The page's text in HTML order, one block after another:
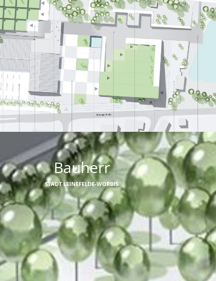
Bauherr
STADT LEINEFELDE-WORBIS